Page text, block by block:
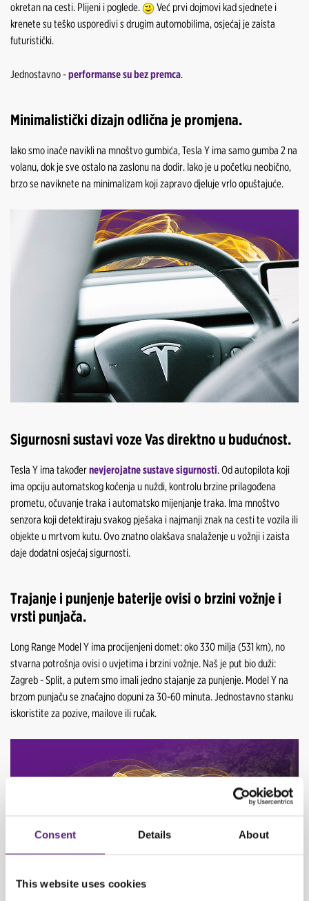
Consent Details About
This website uses cookies
okretan na cesti. Plijeni i poglede.
Već prvi dojmovi kad sjednete i
krenete su teško usporedivi s drugim automobilima, osjećaj je zaista
futuristički.
Jednostavno -performanse su bez premca.
Minimalistički dizajn odlična je promjena.
Iako smo inače navikli na mnoštvo gumbića, Tesla Y ima samo gumba 2 na
volanu, dok je sve ostalo na zaslonu na dodir. Iako je u početku neobično,
brzo se naviknete na minimalizam koji zapravo djeluje vrlo opuštajuće.
Sigurnosni sustavi voze Vas direktno u budućnost.
Tesla Y ima takođernevjerojatne sustave sigurnosti. Od autopilota koji
ima opciju automatskog kočenja u nuždi, kontrolu brzine prilagođena
prometu, očuvanje traka i automatsko mijenjanje traka. Ima mnoštvo
senzora koji detektiraju svakog pješaka i najmanji znak na cesti te vozila ili
objekte u mrtvom kutu. Ovo znatno olakšava snalaženje u vožnji i zaista
daje dodatni osjećaj sigurnosti.
Trajanje i punjenje baterije ovisi o brzini vožnje i
vrsti punjača.
Long Range Model Y ima procijenjeni domet: oko 330 milja (531 km), no
stvarna potrošnja ovisi o uvjetima i brzini vožnje. Naš je put bio duži:
Zagreb - Split, a putem smo imali jedno stajanje za punjenje. Model Y na
brzom punjaču se značajno dopuni za 30-60 minuta. Jednostavno stanku
iskoristite za pozive, mailove ili ručak.